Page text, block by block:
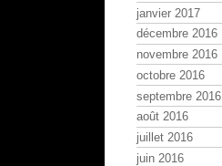
janvier 2017
décembre 2016
novembre 2016
octobre 2016
septembre 2016
août 2016
juillet 2016
juin 2016